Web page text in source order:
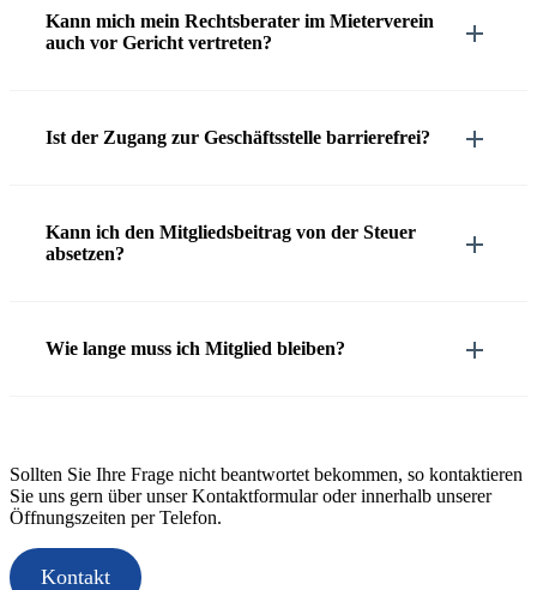
Kann mich mein Rechtsberater im Mieterverein
auch vor Gericht vertreten?
Ist der Zugang zur Geschäftsstelle barrierefrei?
Kann ich den Mitgliedsbeitrag von der Steuer
absetzen?
Wie lange muss ich Mitglied bleiben?
Sollten Sie Ihre Frage nicht beantwortet bekommen, so kontaktieren
Sie uns gern über unser Kontaktformular oder innerhalb unserer
Öffnungszeiten per Telefon.
Kontakt